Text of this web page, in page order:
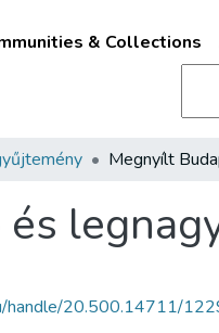
& Collections
handle/20.500.14711/